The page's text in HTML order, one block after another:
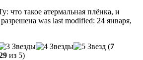
что такое атермальная плёнка, и
was last modified: 24 января,
(7
из 5)